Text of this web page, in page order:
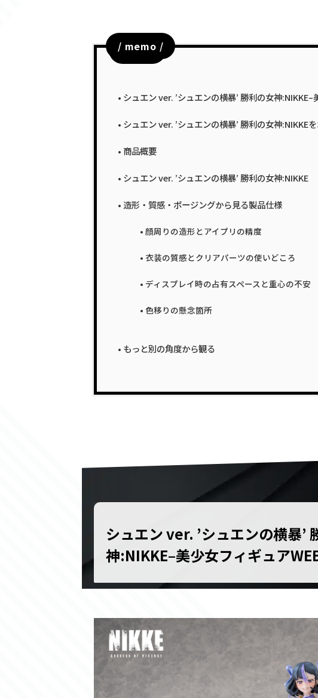
目次
シュエン ver. ’シュエンの横暴’ 勝利の女神
シュエン ver. ’シュエンの横暴’ 勝利の女神:NIKKE
商品概要
シュエン ver. ’シュエンの横暴’ 勝利の女神:NIKKE
造形・質感・ポージングから見る製品仕様
顔周りの造形とアイプリの精度
衣装の質感とクリアパーツの使いどころ
ディスプレイ時の占有スペースと重心の不安
色移りの懸念箇所
もっと別の角度から観る
シュエン ver. ’シュエンの横暴’
神:NIKKE–美少女フィギュア
/ memo /